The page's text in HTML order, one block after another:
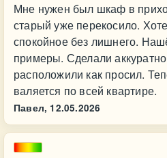
Мне нужен был шкаф в
старый уже перекосило.
спокойное без лишнего.
примеры. Сделали
расположили как просил.
валяется по всей квартире.
Павел, 12.05.2026